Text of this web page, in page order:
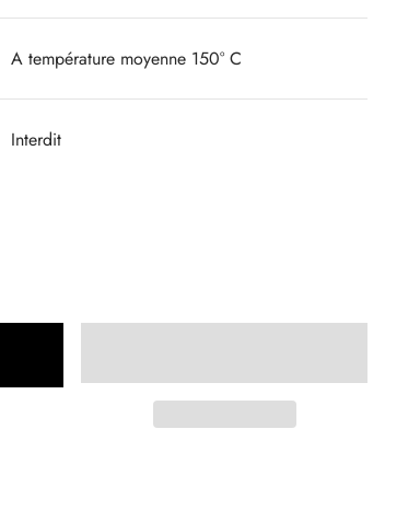
A température moyenne 150° C
Interdit